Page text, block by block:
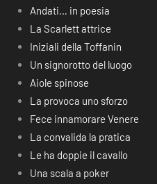
Andati… in poesia
La Scarlett attrice
Iniziali della Toffanin
Un signorotto del luogo
Aiole spinose
La provoca uno sforzo
Fece innamorare Venere
La convalida la pratica
Le ha doppie il cavallo
Una scala a poker